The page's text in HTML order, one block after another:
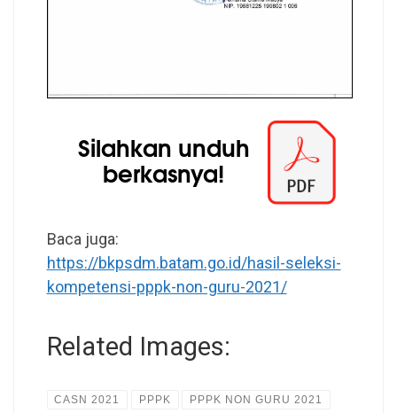
Baca juga:
https://bkpsdm.batam.go.id/hasil-seleksi-
kompetensi-pppk-non-guru-2021/
Related Images:
CASN 2021 PPPK PPPK NON GURU 2021